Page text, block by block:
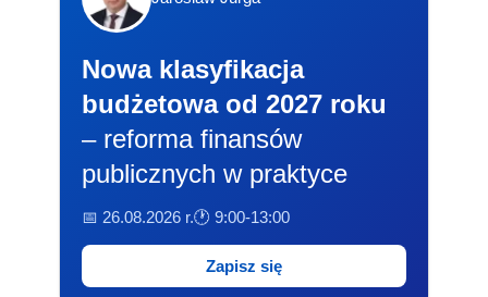
Nowa klasyfikacja
budżetowa od 2027 roku
– reforma finansów
publicznych w praktyce
📅 26.08.2026 r.🕐 9:00-13:00
Zapisz się